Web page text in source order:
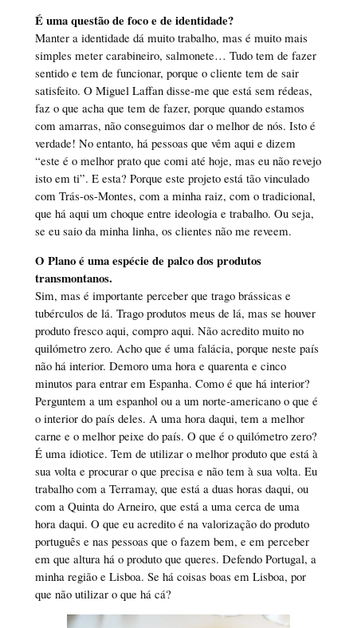
É uma questão de foco e de identidade?
Manter a identidade dá muito trabalho, mas é muito mais
simples meter carabineiro, salmonete… Tudo tem de fazer
sentido e tem de funcionar, porque o cliente tem de sair
satisfeito. O Miguel Laffan disse-me que está sem rédeas,
faz o que acha que tem de fazer, porque quando estamos
com amarras, não conseguimos dar o melhor de nós. Isto é
verdade! No entanto, há pessoas que vêm aqui e dizem
“este é o melhor prato que comi até hoje, mas eu não revejo
isto em ti”. E esta? Porque este projeto está tão vinculado
com Trás-os-Montes, com a minha raiz, com o tradicional,
que há aqui um choque entre ideologia e trabalho. Ou seja,
se eu saio da minha linha, os clientes não me reveem.
O Plano é uma espécie de palco dos produtos
transmontanos.
Sim, mas é importante perceber que trago brássicas e
tubérculos de lá. Trago produtos meus de lá, mas se houver
produto fresco aqui, compro aqui. Não acredito muito no
quilómetro zero. Acho que é uma falácia, porque neste país
não há interior. Demoro uma hora e quarenta e cinco
minutos para entrar em Espanha. Como é que há interior?
Perguntem a um espanhol ou a um norte-americano o que é
o interior do país deles. A uma hora daqui, tem a melhor
carne e o melhor peixe do país. O que é o quilómetro zero?
É uma idiotice. Tem de utilizar o melhor produto que está à
sua volta e procurar o que precisa e não tem à sua volta. Eu
trabalho com a Terramay, que está a duas horas daqui, ou
com a Quinta do Arneiro, que está a uma cerca de uma
hora daqui. O que eu acredito é na valorização do produto
português e nas pessoas que o fazem bem, e em perceber
em que altura há o produto que queres. Defendo Portugal, a
minha região e Lisboa. Se há coisas boas em Lisboa, por
que não utilizar o que há cá?